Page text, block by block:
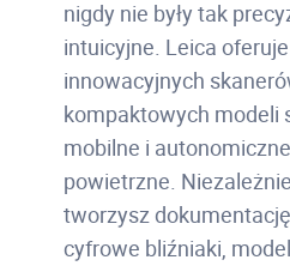
nigdy nie były tak
intuicyjne. Leica
innowacyjnych
kompaktowych modeli
mobilne i
powietrzne.
tworzysz
cyfrowe bliźniaki,